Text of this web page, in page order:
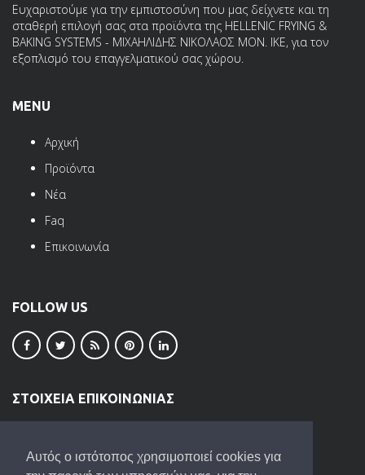
Αυτός ο ιστότοπος χρησιμοποιεί cookies για
Ευχαριστούμε για την εμπιστοσύνη που μας δείχνετε και τη
σταθερή επιλογή σας στα προϊόντα της HELLENIC FRYING &
BAKING SYSTEMS - ΜΙΧΑΗΛΙΔΗΣ ΝΙΚΟΛΑΟΣ ΜΟΝ. ΙΚΕ, για τον
εξοπλισμό του επαγγελματικού σας χώρου.
MENU
Αρχική
Προϊόντα
Νέα
Faq
Επικοινωνία
FOLLOW US
ΣΤΟΙΧΕΙΑ ΕΠΙΚΟΙΝΩΝΙΑΣ
Τ.Κ. 57013